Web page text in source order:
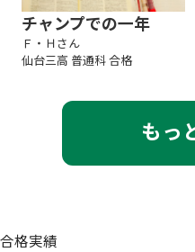
チャンプでの一年
Ｆ・Ｈさん
仙台三高 普通科 合格
もっ
合格実績